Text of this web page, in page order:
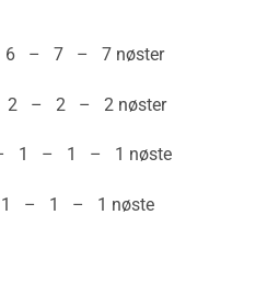
– 7 – 7 nøster
– 2 – 2 nøster
– 1 – 1 – 1 nøste
1 – 1 nøste